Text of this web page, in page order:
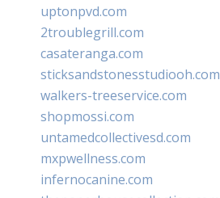
uptonpvd.com
2troublegrill.com
casateranga.com
sticksandstonesstudiooh.com
walkers-treeservice.com
shopmossi.com
untamedcollectivesd.com
mxpwellness.com
infernocanine.com